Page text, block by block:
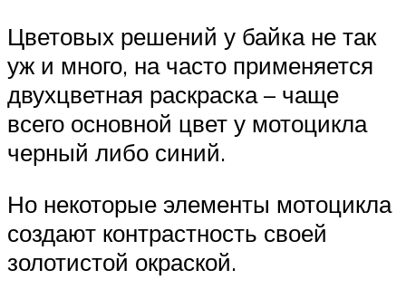
Цветовых решений у байка не так
уж и много, на часто применяется
двухцветная раскраска – чаще
всего основной цвет у мотоцикла
черный либо синий.
Но некоторые элементы мотоцикла
создают контрастность своей
золотистой окраской.